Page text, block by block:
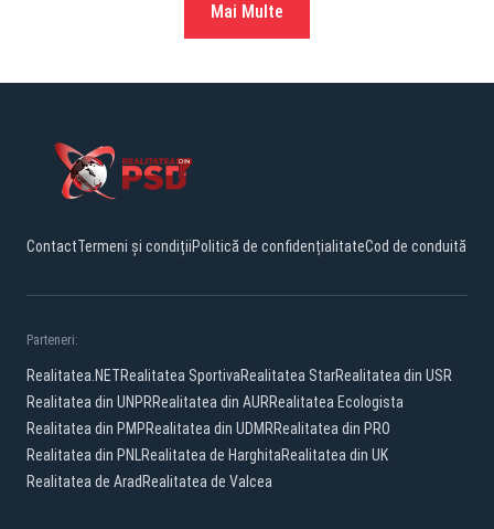
Mai Multe
ContactTermeni și condițiiPolitică de confidențialitateCod de conduită
Parteneri:
Realitatea.NETRealitatea SportivaRealitatea StarRealitatea din USR
Realitatea din UNPRRealitatea din AURRealitatea Ecologista
Realitatea din PMPRealitatea din UDMRRealitatea din PRO
Realitatea din PNLRealitatea de HarghitaRealitatea din UK
Realitatea de Arad Realitatea de Valcea